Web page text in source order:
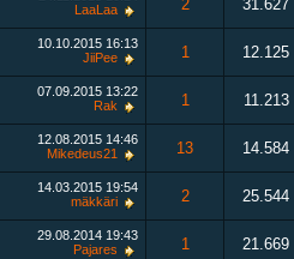
LaaLaa
2 31.627
10.10.2015 16:13
JiiPee
1 12.125
07.09.2015 13:22
Rak
1 11.213
12.08.2015 14:46
Mikedeus21
13 14.584
14.03.2015 19:54
mäkkäri
2 25.544
29.08.2014 19:43
Pajares
1 21.669